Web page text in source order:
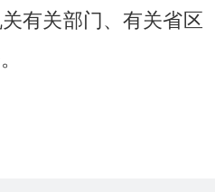
有关部门、有关省区